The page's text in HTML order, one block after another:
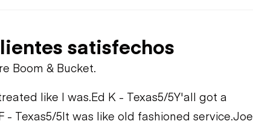
satisfechos
Boom & Bucket.
like I was.Ed K - Texas5/5Y'all got a
- Texas5/5It was like old fashioned service.Joe